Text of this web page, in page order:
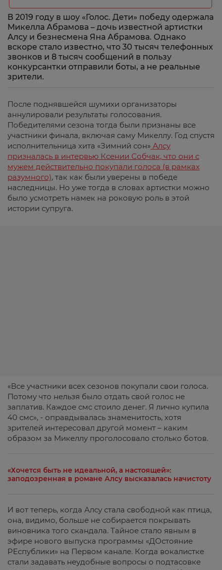
В 2019 году в шоу «Голос. Дети» победу одержала
Микелла Абрамова – дочь известной артистки
Алсу и безнесмена Яна Абрамова. Однако
вскоре стало известно, что 30 тысяч телефонных
звонков и 8 тысяч сообщений в пользу
конкурсантки отправили боты, а не реальные
зрители.
После поднявшейся шумихи организаторы
аннулировали результаты голосования.
Победителями сезона тогда были признаны все
участники финала, включая саму Микеллу. Год спустя
исполнительница хита «Зимний сон» Алсу
призналась в интервью Ксении Собчак, что они с
мужем действительно покупали голоса (в рамках
разумного), так как были уверены в победе
наследницы. Но уже тогда в словах артистки можно
было усмотреть намек на роковую роль в этой
истории супруга.
«Все участники всех сезонов покупали свои голоса.
Потому что нельзя было отдать свой голос не
заплатив. Каждое смс стоило денег. Я лично купила
40 смс», - оправдывалась знаменитость, хотя
зрителей интересовал другой момент – каким
образом за Микеллу проголосовало столько ботов.
«Хочется быть не идеальной, а настоящей»:
заподозренная в романе Алсу высказалась начистоту
И вот теперь, когда Алсу стала свободной как птица,
она, видимо, больше не собирается покрывать
виновника того скандала. Тайное стало явным в
эфире нового выпуска программы «ДОстояние
РЕспублики» на Первом канале. Когда вокалистке
стали задавать неудобные вопросы о подтасовке